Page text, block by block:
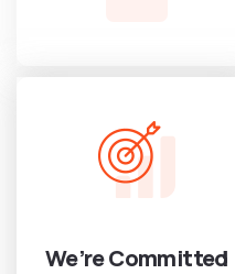
We’re Committed